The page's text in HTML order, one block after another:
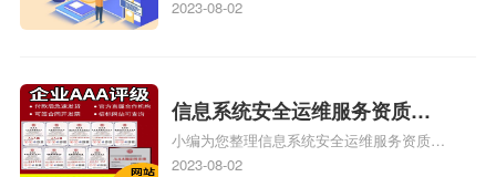
能成为注册的TS16949:2009的外审员、我
2023-08-02
信息系统安全运维服务资质二
级费用，信息系统安全运维服
小编为您整理信息系统安全运维服务资质认
证证书机构有哪些、安全运维服务资质的费
2023-08-02